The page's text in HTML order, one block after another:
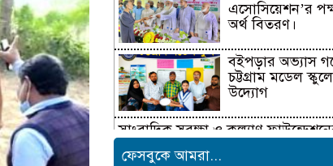
এসোসিয়েশন’র
অর্থ বিতরণ।
বইপড়ার অভ্যাস
চট্টগ্রাম মডেল
উদ্যোগ
সাংবাদিক সুরক্ষা ও কল্যাণ
ফেসবুকে আমরা...